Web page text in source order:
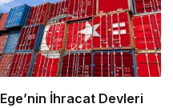
Ege’nin İhracat Devleri